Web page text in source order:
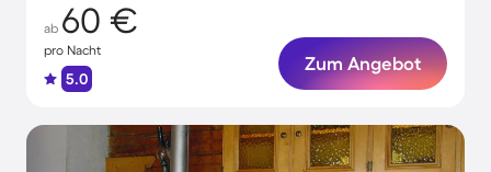
ab 60 €
pro Nacht
5.0
Zum Angebot